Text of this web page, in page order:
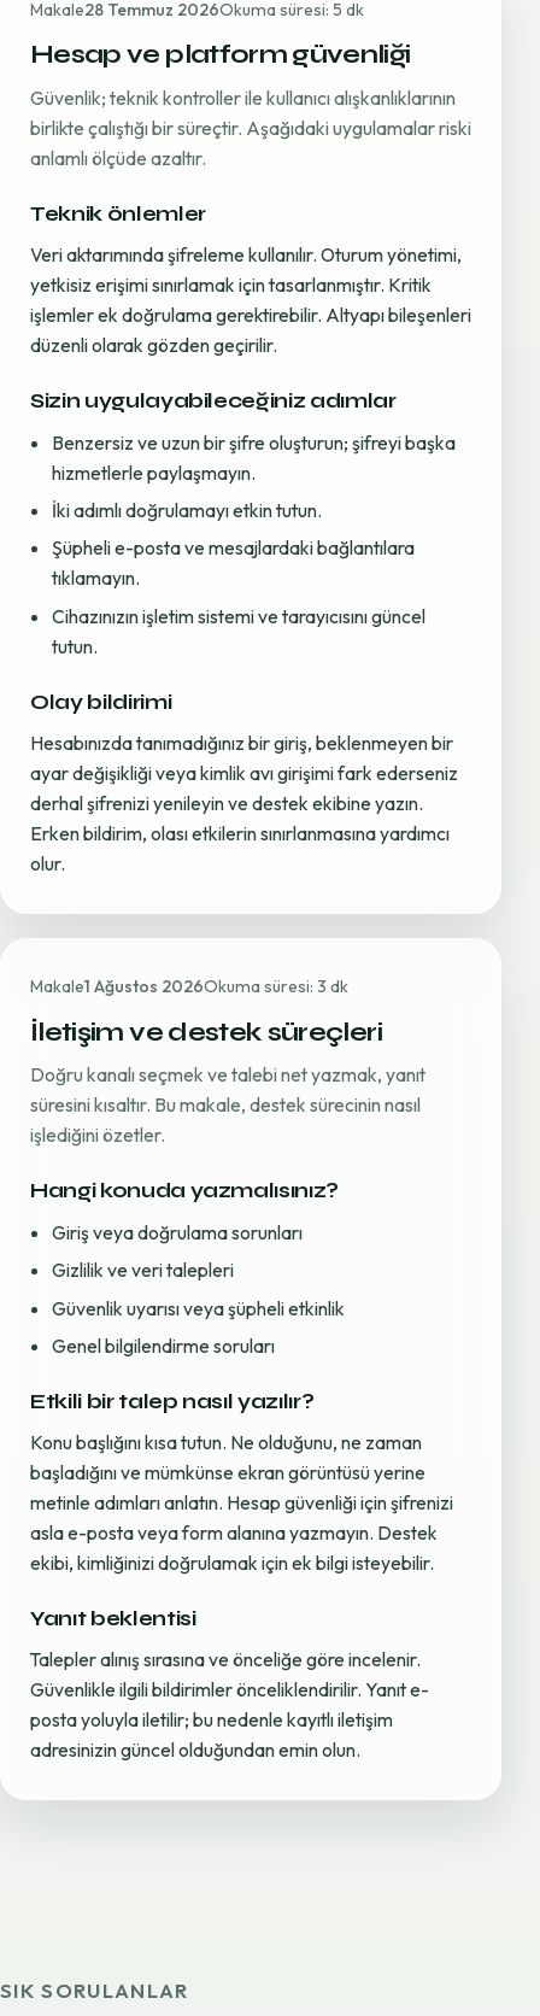
Makale28 Temmuz 2026Okuma süresi: 5 dk
Hesap ve platform güvenliği
Güvenlik; teknik kontroller ile kullanıcı alışkanlıklarının
birlikte çalıştığı bir süreçtir. Aşağıdaki uygulamalar riski
anlamlı ölçüde azaltır.
Teknik önlemler
Veri aktarımında şifreleme kullanılır. Oturum yönetimi,
yetkisiz erişimi sınırlamak için tasarlanmıştır. Kritik
işlemler ek doğrulama gerektirebilir. Altyapı bileşenleri
düzenli olarak gözden geçirilir.
Sizin uygulayabileceğiniz adımlar
Benzersiz ve uzun bir şifre oluşturun; şifreyi başka
hizmetlerle paylaşmayın.
İki adımlı doğrulamayı etkin tutun.
Şüpheli e-posta ve mesajlardaki bağlantılara
tıklamayın.
Cihazınızın işletim sistemi ve tarayıcısını güncel
tutun.
Olay bildirimi
Hesabınızda tanımadığınız bir giriş, beklenmeyen bir
ayar değişikliği veya kimlik avı girişimi fark ederseniz
derhal şifrenizi yenileyin ve destek ekibine yazın.
Erken bildirim, olası etkilerin sınırlanmasına yardımcı
olur.
Makale1 Ağustos 2026Okuma süresi: 3 dk
İletişim ve destek süreçleri
Doğru kanalı seçmek ve talebi net yazmak, yanıt
süresini kısaltır. Bu makale, destek sürecinin nasıl
işlediğini özetler.
Hangi konuda yazmalısınız?
Giriş veya doğrulama sorunları
Gizlilik ve veri talepleri
Güvenlik uyarısı veya şüpheli etkinlik
Genel bilgilendirme soruları
Etkili bir talep nasıl yazılır?
Konu başlığını kısa tutun. Ne olduğunu, ne zaman
başladığını ve mümkünse ekran görüntüsü yerine
metinle adımları anlatın. Hesap güvenliği için şifrenizi
asla e-posta veya form alanına yazmayın. Destek
ekibi, kimliğinizi doğrulamak için ek bilgi isteyebilir.
Yanıt beklentisi
Talepler alınış sırasına ve önceliğe göre incelenir.
Güvenlikle ilgili bildirimler önceliklendirilir. Yanıt e-
posta yoluyla iletilir; bu nedenle kayıtlı iletişim
adresinizin güncel olduğundan emin olun.
SIK SORULANLAR